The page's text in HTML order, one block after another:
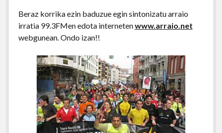
Beraz korrika ezin baduzue egin sintonizatu arraio
irratia 99.3FMen edota internetenwww.arraio.net
webgunean. Ondo izan!!